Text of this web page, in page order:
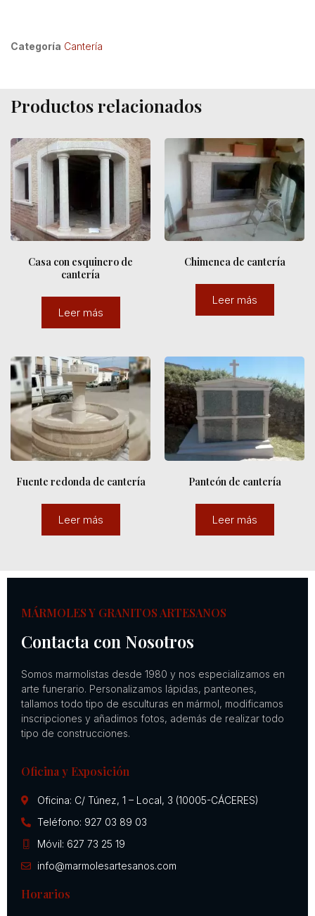
Categoría Cantería
Productos relacionados
Casa con esquinero de
cantería
Leer más
Chimenea de cantería
Leer más
Fuente redonda de cantería
Leer más
Panteón de cantería
Leer más
MÁRMOLES Y GRANITOS ARTESANOS
Contacta con Nosotros
Somos marmolistas desde 1980 y nos especializamos en
arte funerario. Personalizamos lápidas, panteones,
tallamos todo tipo de esculturas en mármol, modificamos
inscripciones y añadimos fotos, además de realizar todo
tipo de construcciones.
Oficina y Exposición
Oficina: C/ Túnez, 1 – Local, 3 (10005-CÁCERES)
Teléfono: 927 03 89 03
Móvil: 627 73 25 19
info@marmolesartesanos.com
Horarios